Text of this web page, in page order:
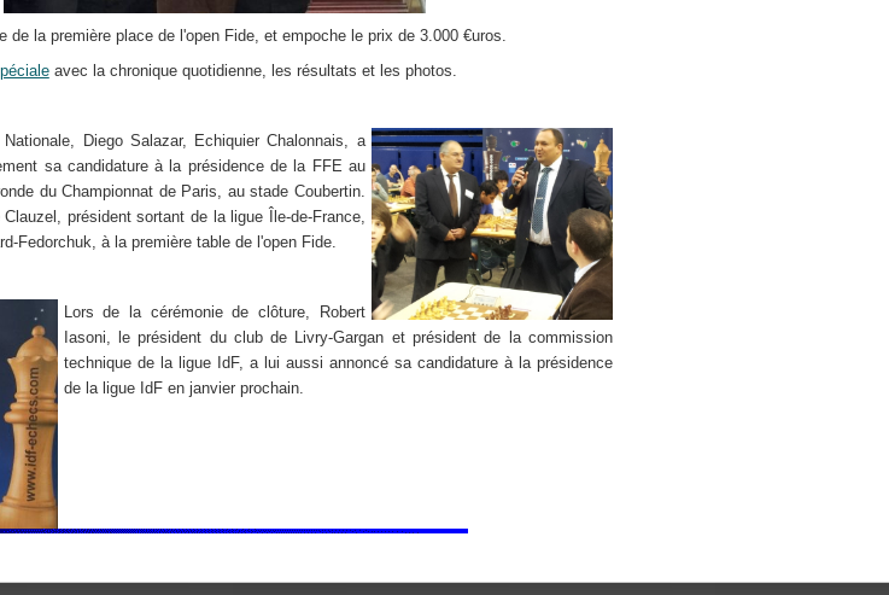
de la première place de l'open Fide, et empoche le prix de 3.000 €uros.
avec la chronique quotidienne, les résultats et les photos.
Diego Salazar, Echiquier Chalonnais, a
sa candidature à la présidence de la FFE au
du Championnat de Paris, au stade Coubertin.
président sortant de la ligue Île-de-France,
Fedorchuk, à la première table de l'open Fide.
Lors de la cérémonie de clôture, Robert
Iasoni, le président du club de Livry-Gargan et président de la commission
technique de la ligue IdF, a lui aussi annoncé sa candidature à la présidence
de la ligue IdF en janvier prochain.